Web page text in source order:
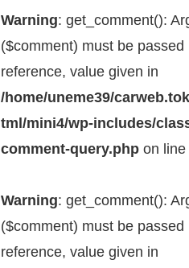
Warning: get_comment():
($comment) must be passed
reference, value given in
/home/uneme39/
tml/mini4/wp-includes/
comment-query.php on line
Warning: get_comment():
($comment) must be passed
reference, value given in